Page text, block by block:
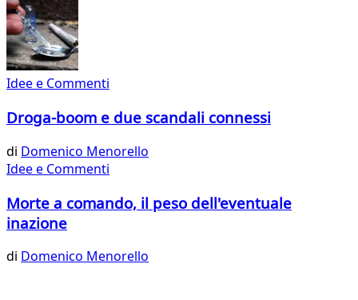
Idee e Commenti
Droga-boom e due scandali connessi
di Domenico Menorello
Idee e Commenti
Morte a comando, il peso dell'eventuale
inazione
di Domenico Menorello